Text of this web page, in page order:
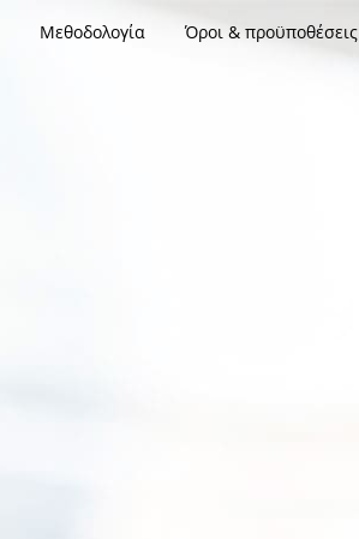
Μεθοδολογία Όροι & προϋποθέσεις